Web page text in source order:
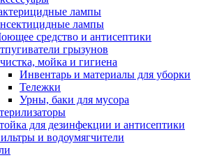
лампы
лампы
средство и антисептики
грызунов
мойка и гигиена
Инвентарь и материалы для уборки
Тележки
Урны, баки для мусора
для дезинфекции и антисептики
и водоумягчители